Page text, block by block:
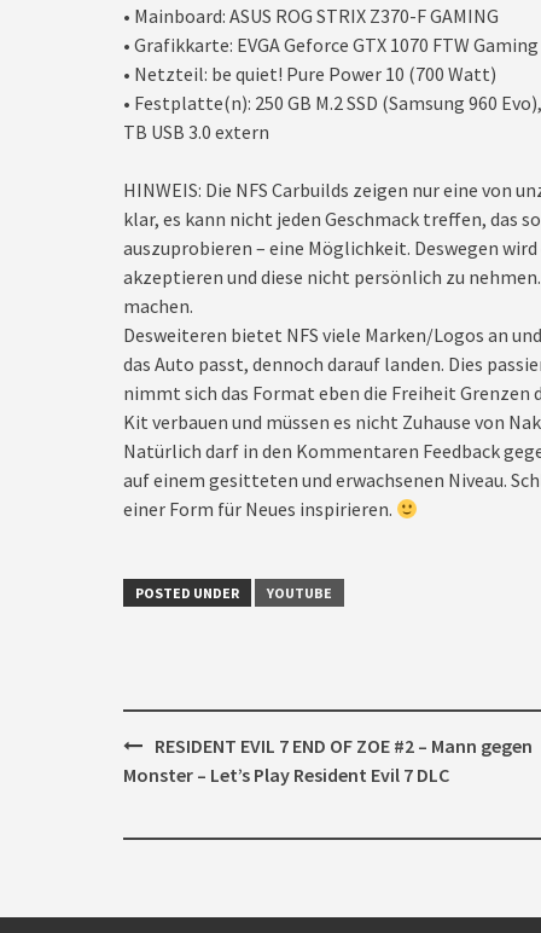
• Mainboard: ASUS ROG STRIX Z370-F GAMING
• Grafikkarte: EVGA Geforce GTX 1070 FTW Gaming
• Netzteil: be quiet! Pure Power 10 (700 Watt)
• Festplatte(n): 250 GB M.2 SSD (Samsung 960
TB USB 3.0 extern
HINWEIS: Die NFS Carbuilds zeigen nur eine von
klar, es kann nicht jeden Geschmack treffen, das
auszuprobieren – eine Möglichkeit. Deswegen
akzeptieren und diese nicht persönlich zu
machen.
Desweiteren bietet NFS viele Marken/Logos an
das Auto passt, dennoch darauf landen. Dies
nimmt sich das Format eben die Freiheit Grenzen
Kit verbauen und müssen es nicht Zuhause von
Natürlich darf in den Kommentaren Feedback
auf einem gesitteten und erwachsenen Niveau.
einer Form für Neues inspirieren.
POSTED UNDER YOUTUBE
Post
navigation
RESIDENT EVIL 7 END OF ZOE #2 – Mann gegen
Monster – Let’s Play Resident Evil 7 DLC